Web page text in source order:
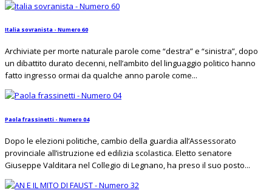
Italia sovranista - Numero 60
Archiviate per morte naturale parole come “destra” e “sinistra”, dopo
un dibattito durato decenni, nell’ambito del linguaggio politico hanno
fatto ingresso ormai da qualche anno parole come...
Paola frassinetti - Numero 04
Dopo le elezioni politiche, cambio della guardia all’Assessorato
provinciale all’istruzione ed edilizia scolastica. Eletto senatore
Giuseppe Valditara nel Collegio di Legnano, ha preso il suo posto...